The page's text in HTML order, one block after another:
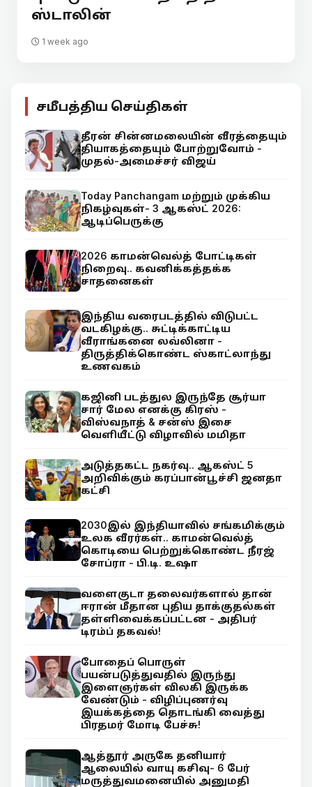
ஸ்டாலின்
1 week ago
சமீபத்திய செய்திகள்
தீரன் சின்னமலையின் வீரத்தையும்
தியாகத்தையும் போற்றுவோம் -
முதல்-அமைச்சர் விஜய்
Today Panchangam மற்றும் முக்கிய
நிகழ்வுகள்- 3 ஆகஸ்ட் 2026:
ஆடிப்பெருக்கு
2026 காமன்வெல்த் போட்டிகள்
நிறைவு.. கவனிக்கத்தக்க
சாதனைகள்
இந்திய வரைபடத்தில் விடுபட்ட
வடகிழக்கு.. சுட்டிக்காட்டிய
வீராங்கனை லவ்லினா -
திருத்திக்கொண்ட ஸ்காட்லாந்து
உணவகம்
கஜினி படத்துல இருந்தே சூர்யா
சார் மேல எனக்கு கிரஸ் -
விஸ்வநாத் & சன்ஸ் இசை
வெளியீட்டு விழாவில் மமிதா
அடுத்தகட்ட நகர்வு.. ஆகஸ்ட் 5
அறிவிக்கும் கரப்பான்பூச்சி ஜனதா
கட்சி
2030இல் இந்தியாவில் சங்கமிக்கும்
உலக வீரர்கள்.. காமன்வெல்த்
கொடியை பெற்றுக்கொண்ட நீரஜ்
சோப்ரா - பி.டி. உஷா
வளைகுடா தலைவர்களால் தான்
ஈரான் மீதான புதிய தாக்குதல்கள்
தள்ளிவைக்கப்பட்டன - அதிபர்
டிரம்ப் தகவல்!
போதைப் பொருள்
பயன்படுத்துவதில் இருந்து
இளைஞர்கள் விலகி இருக்க
வேண்டும் - விழிப்புணர்வு
இயக்கத்தை தொடங்கி வைத்து
பிரதமர் மோடி பேச்சு!
ஆத்தூர் அருகே தனியார்
ஆலையில் வாயு கசிவு- 6 பேர்
மருத்துவமனையில் அனுமதி